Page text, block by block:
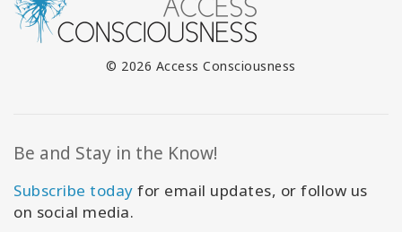
© 2026 Access Consciousness
Be and Stay in the Know!
Subscribe today for email updates, or follow us
on social media.